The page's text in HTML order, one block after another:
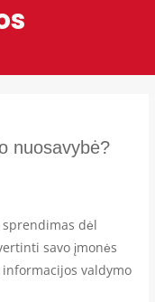
nuosavybė?
sprendimas dėl
savo įmonės
valdymo